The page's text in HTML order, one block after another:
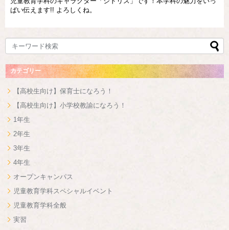
ぱい伝えます!! よろしくね。
カテゴリー
【高校生向け】保育士になろう！
【高校生向け】小学校教諭になろう！
1年生
2年生
3年生
4年生
オープンキャンパス
児童教育学科スペシャルイベント
児童教育学科全般
実習